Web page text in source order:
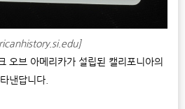
오브 아메리카가 설립된 캘리포니아의
낸답니다.